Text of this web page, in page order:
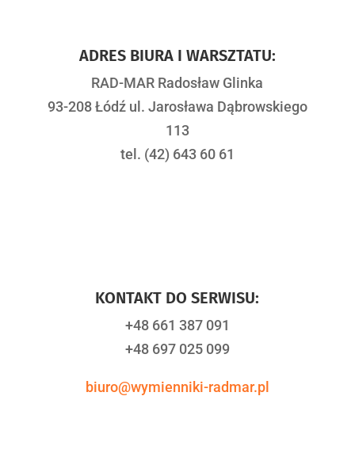
ADRES BIURA I WARSZTATU:
RAD-MAR Radosław Glinka
93-208 Łódź ul. Jarosława Dąbrowskiego
113
tel. (42) 643 60 61
KONTAKT DO SERWISU:
+48 661 387 091
+48 697 025 099
biuro@wymienniki-radmar.pl